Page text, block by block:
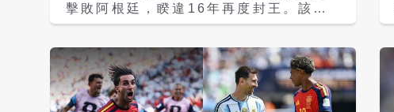
有失控，也沒有否認對手表現更好，而是
英格蘭，也讓這屆世界盃留下特殊意義。
這些反應，都與「輸不起」的形象相去甚
遠。 阿根廷不是輸不起，而是耗盡了 從
決賽內容看，西班牙明顯占優，控球與射
擊敗阿根廷，睽違16年再度封王。該賽
事不只締造超高收視，也讓全球球迷瘋搶
請貸款，這場決賽門票價格一路飆升，最
低逼近1萬美元（約新台幣31萬元），最
貴的「Trophy Lounge」貴賓席更喊到
3萬4500美元（約新台幣111萬元）。